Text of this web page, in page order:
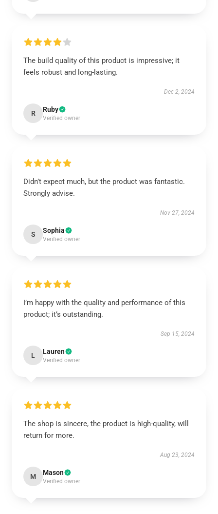
The build quality of this product is impressive; it
feels robust and long-lasting.
Dec 2, 2024
R Ruby
Verified owner
Didn’t expect much, but the product was fantastic.
Strongly advise.
Nov 27, 2024
S Sophia
Verified owner
I’m happy with the quality and performance of this
product; it’s outstanding.
Sep 15, 2024
L Lauren
Verified owner
The shop is sincere, the product is high-quality, will
return for more.
Aug 23, 2024
M Mason
Verified owner